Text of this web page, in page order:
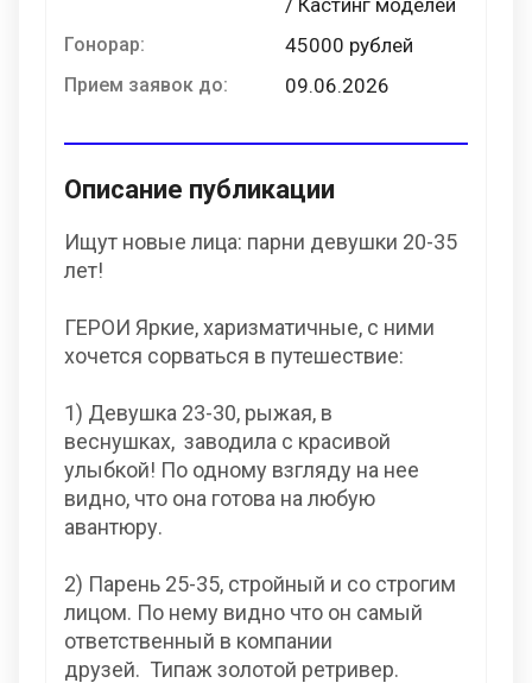
Гонорар: 45000 рублей
Прием заявок до: 09.06.2026
Описание публикации
Ищут новые лица: парни девушки 20-35
лет!
ГЕРОИ Яркие, харизматичные, с ними
хочется сорваться в путешествие:
1) Девушка 23-30, рыжая, в
веснушках, заводила с красивой
улыбкой! По одному взгляду на нее
видно, что она готова на любую
авантюру.
2) Парень 25-35, стройный и со строгим
лицом. По нему видно что он самый
ответственный в компании
друзей. Типаж золотой ретривер.